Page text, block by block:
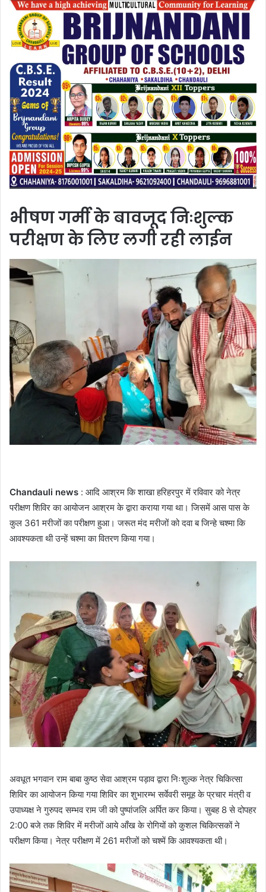
email
भीषण गर्मी के बावजूद निःशुल्क
परीक्षण के लिए लगी रही लाईन
Chandauli news : आदि आश्रम कि शाखा हरिहरपुर में रविवार को नेत्र
परीक्षण शिविर का आयोजन आश्रम के द्वारा कराया गया था। जिसमें आस पास के
कुल 361 मरीजों का परीक्षण हुआ। जरूत मंद मरीजों को दवा ब जिन्हे चश्मा कि
आवश्यकता थी उन्हें चश्मा का वितरण किया गया।
अवधूत भगवान राम बाबा कुष्ठ सेवा आश्रम पड़ाव द्वारा निःशुल्क नेत्र चिकित्सा
शिविर का आयोजन किया गया शिविर का शुभारम्भ सर्वेवरी समूह के प्रचार मंत्री व
उपाध्यक्ष ने गुरुपद सम्भव राम जी को पुष्पांजलि अर्पित कर किया। सुबह 8 से दोपहर
2:00 बजे तक शिविर में मरीजों आये आँख के रोगियों को कुशल चिकित्सकों ने
परीक्षण किया। नेत्र परीक्षण में 261 मरीजों को चश्में कि आवश्यकता थी।